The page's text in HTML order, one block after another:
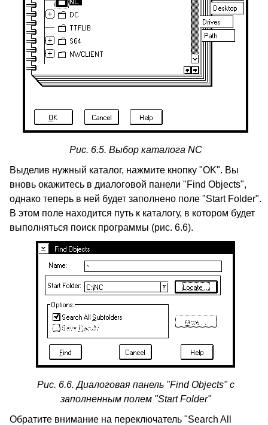
Рис. 6.5. Выбор каталога NC
Выделив нужный каталог, нажмите кнопку "OK". Вы
вновь окажитесь в диалоговой панели "Find Objects",
однако теперь в ней будет заполнено поле "Start Folder".
В этом поле находится путь к каталогу, в котором будет
выполняться поиск программы (рис. 6.6).
Рис. 6.6. Диалоговая панель "Find Objects" с
заполненным полем "Start Folder"
Обратите внимание на переключатель "Search All